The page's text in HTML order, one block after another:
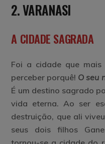
2. VARANASI
A CIDADE SAGRADA
Foi a cidade que
perceber porquê! O seu
É um destino sagrado
vida eterna. Ao ser
destruição, que ali
seus dois filhos